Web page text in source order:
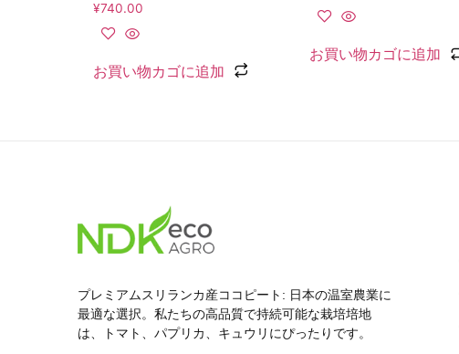
¥740.00
お買い物カゴに追加
お買い物カゴに追加
プレミアムスリランカ産ココピート: 日本の温室農業に
最適な選択。私たちの高品質で持続可能な栽培培地
は、トマト、パプリカ、キュウリにぴったりです。